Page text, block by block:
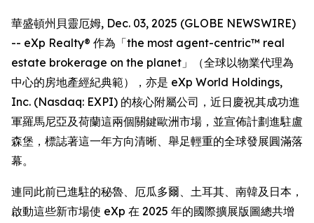
華盛頓州貝靈厄姆, Dec. 03, 2025 (GLOBE NEWSWIRE)
-- eXp Realty® 作為「the most agent-centric™ real
estate brokerage on the planet」（全球以物業代理為
中心的房地產經紀典範），亦是 eXp World Holdings,
Inc. (Nasdaq: EXPI) 的核心附屬公司，近日慶祝其成功進
軍羅馬尼亞及荷蘭這兩個關鍵歐洲市場，並宣佈計劃進駐盧
森堡，標誌著這一年方向清晰、舉足輕重的全球發展圓滿落
幕。
連同此前已進駐的秘魯、厄瓜多爾、土耳其、南韓及日本，
啟動這些新市場使 eXp 在 2025 年的國際擴展版圖總共增